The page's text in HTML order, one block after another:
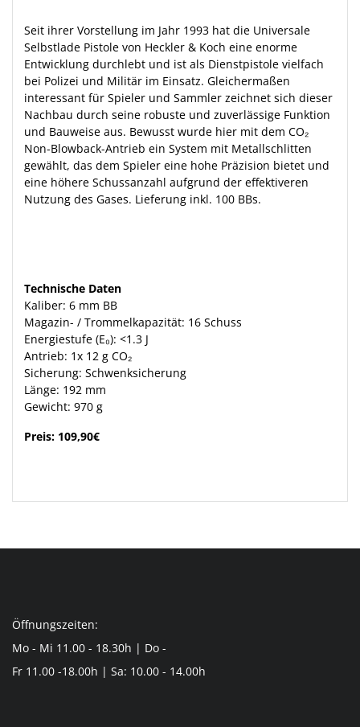
Seit ihrer Vorstellung im Jahr 1993 hat die Universale
Selbstlade Pistole von Heckler & Koch eine enorme
Entwicklung durchlebt und ist als Dienstpistole vielfach
bei Polizei und Militär im Einsatz. Gleichermaßen
interessant für Spieler und Sammler zeichnet sich dieser
Nachbau durch seine robuste und zuverlässige Funktion
und Bauweise aus. Bewusst wurde hier mit dem CO₂
Non-Blowback-Antrieb ein System mit Metallschlitten
gewählt, das dem Spieler eine hohe Präzision bietet und
eine höhere Schussanzahl aufgrund der effektiveren
Nutzung des Gases. Lieferung inkl. 100 BBs.
Technische Daten
Kaliber: 6 mm BB
Magazin- / Trommelkapazität: 16 Schuss
Energiestufe (E₀): <1.3 J
Antrieb: 1x 12 g CO₂
Sicherung: Schwenksicherung
Länge: 192 mm
Gewicht: 970 g
Preis: 109,90€
Öffnungszeiten:
Mo - Mi 11.00 - 18.30h | Do -
Fr 11.00 -18.00h | Sa: 10.00 - 14.00h